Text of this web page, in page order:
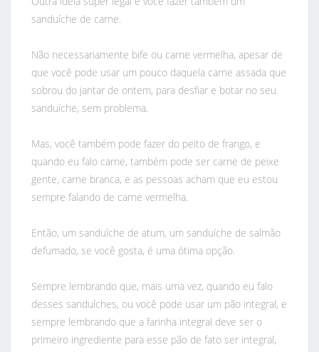
sanduíche de carne.
Não necessariamente bife ou carne vermelha, apesar de
que você pode usar um pouco daquela carne assada que
sobrou do jantar de ontem, para desfiar e botar no seu
sanduíche, sem problema.
Mas, você também pode fazer do peito de frango, e
quando eu falo carne, também pode ser carne de peixe
gente, carne branca, e as pessoas acham que eu estou
sempre falando de carne vermelha.
Então, um sanduíche de atum, um sanduíche de salmão
defumado, se você gosta, é uma ótima opção.
Sempre lembrando que, mais uma vez, quando eu falo
desses sanduíches, ou você pode usar um pão integral, e
sempre lembrando que a farinha integral deve ser o
primeiro ingrediente para esse pão de fato ser integral,